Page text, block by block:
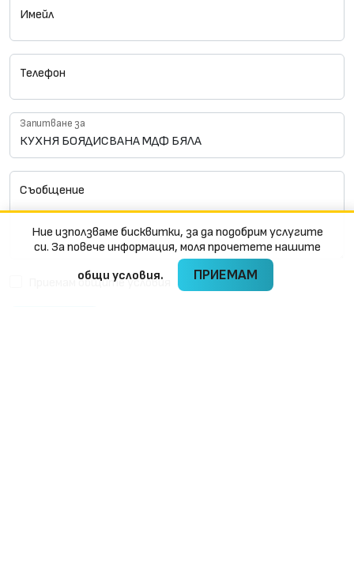
Имейл
Телефон
Запитване за
Съобщение
общите условия
Ние използваме бисквитки, за да подобрим услугите
си. За повече информация, моля прочетете нашите
oбщи условия.
ПРИЕМАМ